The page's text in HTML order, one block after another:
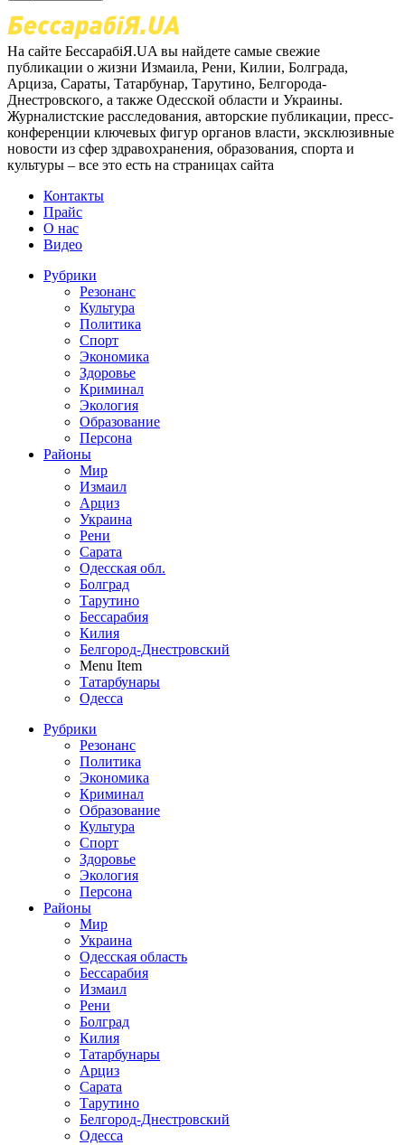
На сайте БессарабіЯ.UA вы найдете самые свежие
публикации о жизни Измаила, Рени, Килии, Болграда,
Арциза, Сараты, Татарбунар, Тарутино, Белгорода-
Днестровского, а также Одесской области и Украины.
Журналистские расследования, авторские публикации, пресс-
конференции ключевых фигур органов власти, эксклюзивные
новости из сфер здравохранения, образования, спорта и
культуры – все это есть на страницах сайта
Контакты
Прайс
О нас
Видео
Рубрики
Резонанс
Культура
Политика
Спорт
Экономика
Здоровье
Криминал
Экология
Образование
Персона
Районы
Мир
Измаил
Арциз
Украина
Рени
Сарата
Одесская обл.
Болград
Тарутино
Бессарабия
Килия
Белгород-Днестровский
Menu Item
Татарбунары
Одесса
Рубрики
Резонанс
Политика
Экономика
Криминал
Образование
Культура
Спорт
Здоровье
Экология
Персона
Районы
Мир
Украина
Одесская область
Бессарабия
Измаил
Рени
Болград
Килия
Татарбунары
Арциз
Сарата
Тарутино
Белгород-Днестровский
Одесса